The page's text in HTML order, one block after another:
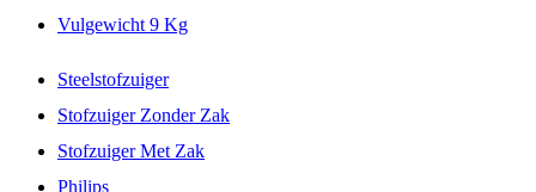
Vulgewicht 9 Kg
Steelstofzuiger
Stofzuiger Zonder Zak
Stofzuiger Met Zak
Philips